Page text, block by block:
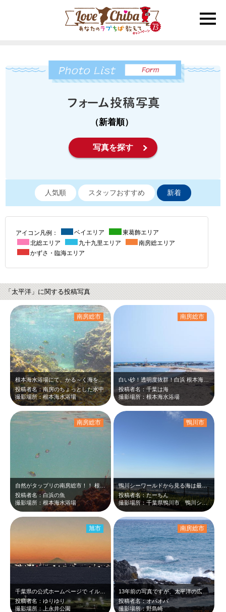
toggle
（新着順）
写真を探す
人気順 スタッフおすすめ 新着
アイコン凡例： ベイエリア
東葛飾エリア
北総エリア
九十九里エリア
南房総エリア
かずさ・臨海エリア
「太平洋」に関する投稿写真
根本海水浴場にて、かる～く海を覗いて見るとヽ(｀▽´)/魚が沢山♪
投稿者名：南房のちょっとした水中
撮影場所：根本海水浴場
南房総市
白い砂！透明度抜群！白浜 根本海水浴場にて、海水浴にシュノーケリングを満喫ヽ(…
投稿者名：千葉は海
撮影場所：根本海水浴場
南房総市
自然がタップリの南房総市！！ 根本海水浴場にて、シュノーケリングに海水浴を同…
投稿者名：白浜の魚
撮影場所：根本海水浴場
南房総市
鴨川シーワールドから見る海は最高に景色が良く、海の匂い、波の音、全てにおいて嫌…
投稿者名：たーちん
撮影場所：千葉県鴨川市 鴨川シーワールド付近
鴨川市
千葉県の公式ホームページで イルミネーションスポットとして紹介されていたのを見…
投稿者名：ゆりゆり
撮影場所：上永井公園
旭市
13年前の写真ですが、太平洋の広大さと 写真の構図が良いと思い投稿しました。
投稿者名：オバオバ
撮影場所：野島崎
南房総市